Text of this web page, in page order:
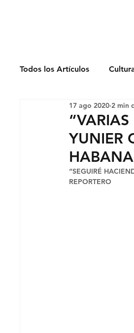
Todos los Artículos
Economía
YUNIER
17 ago 2020 2 min
“SEGUIRÉ
REPORTERO